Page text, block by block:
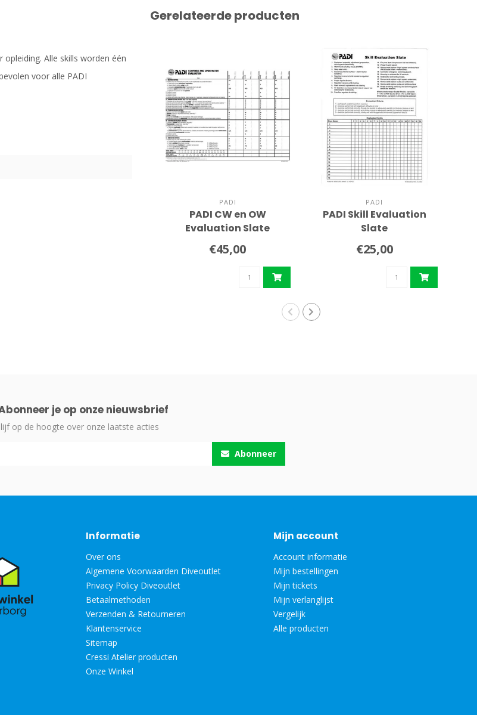
opleiding. Alle skills worden één
voor alle PADI
Gerelateerde producten
PADI
PADI CW en OW
Evaluation Slate
€45,00
PADI
PADI Skill Evaluation
Slate
€25,00
je op onze nieuwsbrief
op de hoogte over onze laatste acties
Abonneer
Informatie
Over ons
Algemene Voorwaarden Diveoutlet
Privacy Policy Diveoutlet
Betaalmethoden
Verzenden & Retourneren
Klantenservice
Sitemap
Cressi Atelier producten
Onze Winkel
Mijn account
Account informatie
Mijn bestellingen
Mijn tickets
Mijn verlanglijst
Vergelijk
Alle producten